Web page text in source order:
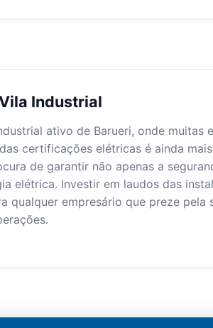
Industrial
ativo de Barueri, onde muitas
certificações elétricas é ainda
de garantir não apenas a
elétrica. Investir em laudos das
qualquer empresário que preze pela